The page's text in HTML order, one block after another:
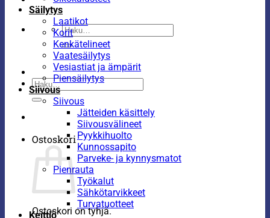
Etsi:
Etsi:
Ostoskori
Ostoskori on tyhjä.
Säilytys
Laatikot
Korit
Kenkätelineet
Vaatesäilytys
Vesiastiat ja ämpärit
Piensäilytys
Siivous
Siivous
Jätteiden käsittely
Siivousvälineet
Pyykkihuolto
Kunnossapito
Parveke- ja kynnysmatot
Pienrauta
Työkalut
Sähkötarvikkeet
Turvatuotteet
Keittiö